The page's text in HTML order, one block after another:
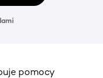
pomocy